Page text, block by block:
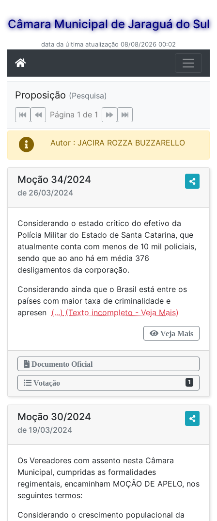
Câmara Municipal de Jaraguá do Sul
data da última atualização 08/08/2026 00:02
Proposição (Pesquisa)
Página 1 de 1
Autor : JACIRA ROZZA BUZZARELLO
Moção 34/2024
de 26/03/2024
Considerando o estado crítico do efetivo da
Polícia Militar do Estado de Santa Catarina, que
atualmente conta com menos de 10 mil policiais,
sendo que ao ano há em média 376
desligamentos da corporação.
Considerando ainda que o Brasil está entre os
países com maior taxa de criminalidade e
apresen (...)
Veja Mais
Documento Oficial
Votação 1
Moção 30/2024
de 19/03/2024
Os Vereadores com assento nesta Câmara
Municipal, cumpridas as formalidades
regimentais, encaminham MOÇÃO DE APELO, nos
seguintes termos:
Considerando o crescimento populacional da